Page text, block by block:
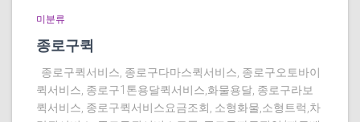
미분류
종로구퀵
종로구퀵서비스, 종로구다마스퀵서비스, 종로구오토바이
퀵서비스, 종로구1톤용달퀵서비스,화물용달, 종로구라보
퀵서비스, 종로구퀵서비스요금조회, 소형화물,소형트럭,차